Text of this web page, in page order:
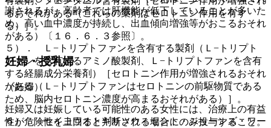
謝されるが、高齢者では肝機能が低下していることが多いた
め、高い血中濃度が持続し、出血傾向増強等がおこるおそれ
がある）〔１６．６．３参照〕。
妊婦・授乳婦
（妊婦）
妊婦又は妊娠している可能性のある女性には、治療上の有益
性が危険性を上回ると判断される場合にのみ投与すること。
るおそれがある（これらの薬剤はセロトニン作用を有す
る）］。
５）． Ｌ−トリプトファンを含有する製剤（Ｌ−トリプト
ファンを含有するアミノ酸製剤、Ｌ−トリプトファンを含有
する経腸成分栄養剤）［セロトニン作用が増強されるおそれ
がある（Ｌ−トリプトファンはセロトニンの前駆物質である
ため、脳内セロトニン濃度が高まるおそれがある）］。
６）． セイヨウオトギリソウ＜セント・ジョーンズ・ワー